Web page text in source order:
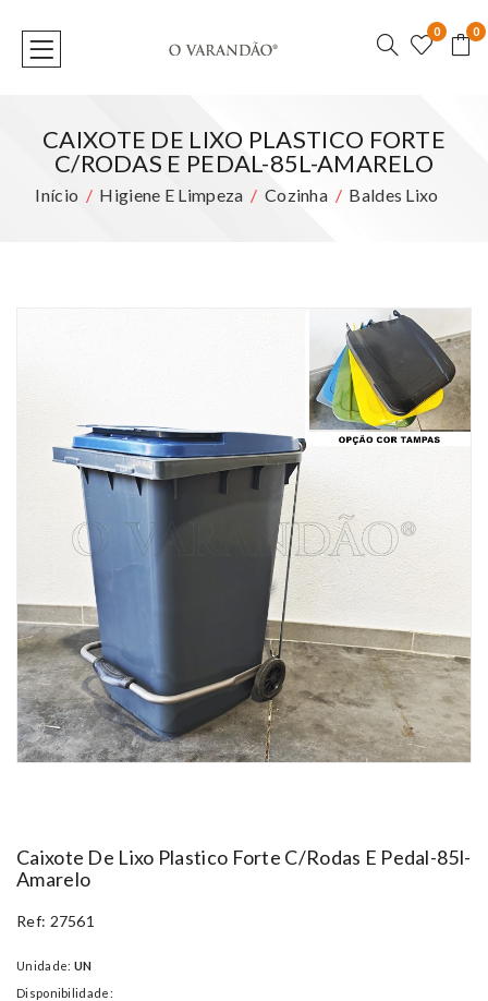
0 0
CAIXOTE DE LIXO PLASTICO FORTE
C/RODAS E PEDAL-85L-AMARELO
Início Higiene E Limpeza Cozinha Baldes Lixo
Caixote De Lixo Plastico Forte C/rodas E Pedal-85l-
Amarelo
Ref: 27561
Unidade: UN
Disponibilidade: